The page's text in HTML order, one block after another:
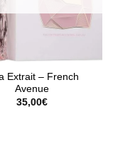
Extrait – French
Avenue
35,00€